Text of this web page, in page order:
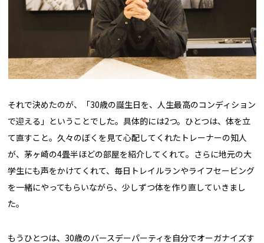
それで決めたのが、「30歳の誕生日を、人生最高のコンディション
で迎える」ということでした。具体的には2つ。ひとつは、体を立
て直すこと。久々のぼくを見て心配してくれたトレーナーの知人
が、茅ヶ崎の4畳半ほどの部屋を紹介してくれて。さらに地元の大
学生にも声をかけてくれて、毎日トレイルランやライフセービング
を一緒にやってもらいながら、少しずつ体を作り直していきまし
た。
もうひとつは、30歳のバースデーパーティを自分でオーガナイズす